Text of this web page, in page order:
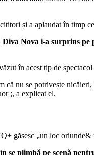
și a aplaudat în timp
Diva Nova i-a surprins pe
în acest tip de
că nu se potrivește
;, a explicat el.
găsesc „un loc
se plimbă pe scenă